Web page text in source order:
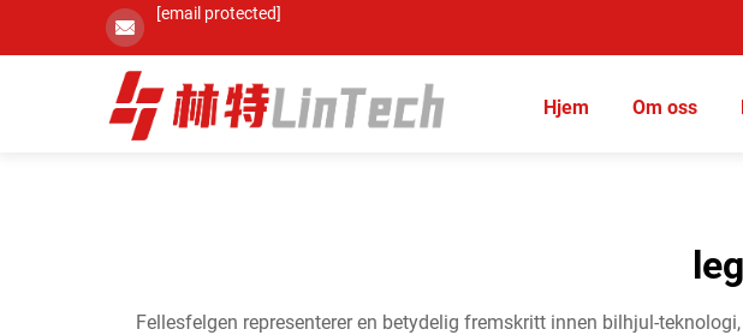
[email protected]
Hjem Om oss
Fellesfelgen representerer en betydelig fremskritt innen bilhjul-